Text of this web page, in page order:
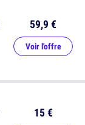
15 €
59,9 €
Voir l'offre